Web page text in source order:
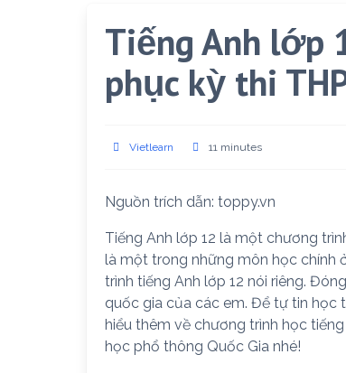
Tiếng Anh lớp
phục kỳ thi
Vietlearn 11 minutes
Nguồn trích dẫn: toppy.vn
Tiếng Anh lớp 12 là một chương
là một trong những môn học chính
trình tiếng Anh lớp 12 nói riêng.
quốc gia của các em. Để tự tin học
hiểu thêm về chương trình học
học phổ thông Quốc Gia nhé!